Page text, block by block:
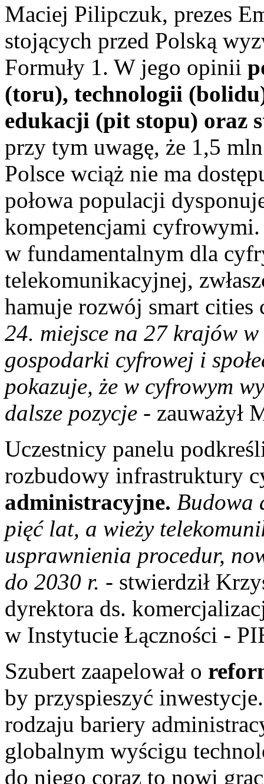
Maciej Pilipczuk, prezes
stojących przed Polską
Formuły 1. W jego opinii
(toru), technologii
edukacji (pit stopu) oraz
przy tym uwagę, że 1,5
Polsce wciąż nie ma
połowa populacji
kompetencjami cyfrowymi.
w fundamentalnym dla
telekomunikacyjnej,
hamuje rozwój smart cities
24. miejsce na 27 krajów
gospodarki cyfrowej i
pokazuje, że w cyfrowym
dalsze pozycje - zauważył
Uczestnicy panelu
rozbudowy infrastruktury
administracyjne. Budowa
pięć lat, a wieży
usprawnienia procedur,
do 2030 r. - stwierdził
dyrektora ds.
w Instytucie Łączności -
Szubert zaapelował o
by przyspieszyć
rodzaju bariery
globalnym wyścigu
do niego coraz to nowi